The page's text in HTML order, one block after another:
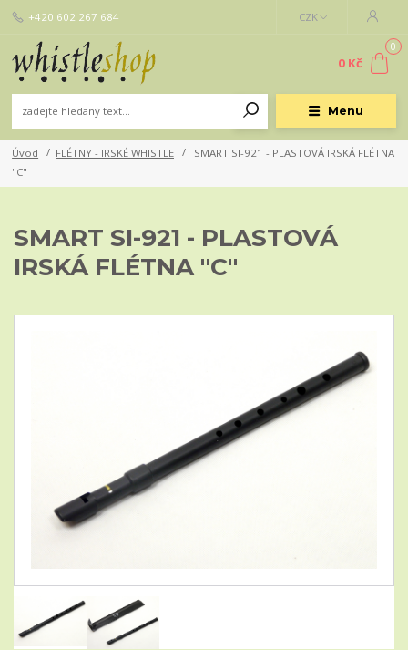
Menu
CZK
+420 602 267 684
0
0 Kč
Úvod FLÉTNY - IRSKÉ WHISTLE
SMART SI-921 - PLASTOVÁ IRSKÁ FLÉTNA
"C"
SMART SI-921 - PLASTOVÁ
IRSKÁ FLÉTNA "C"